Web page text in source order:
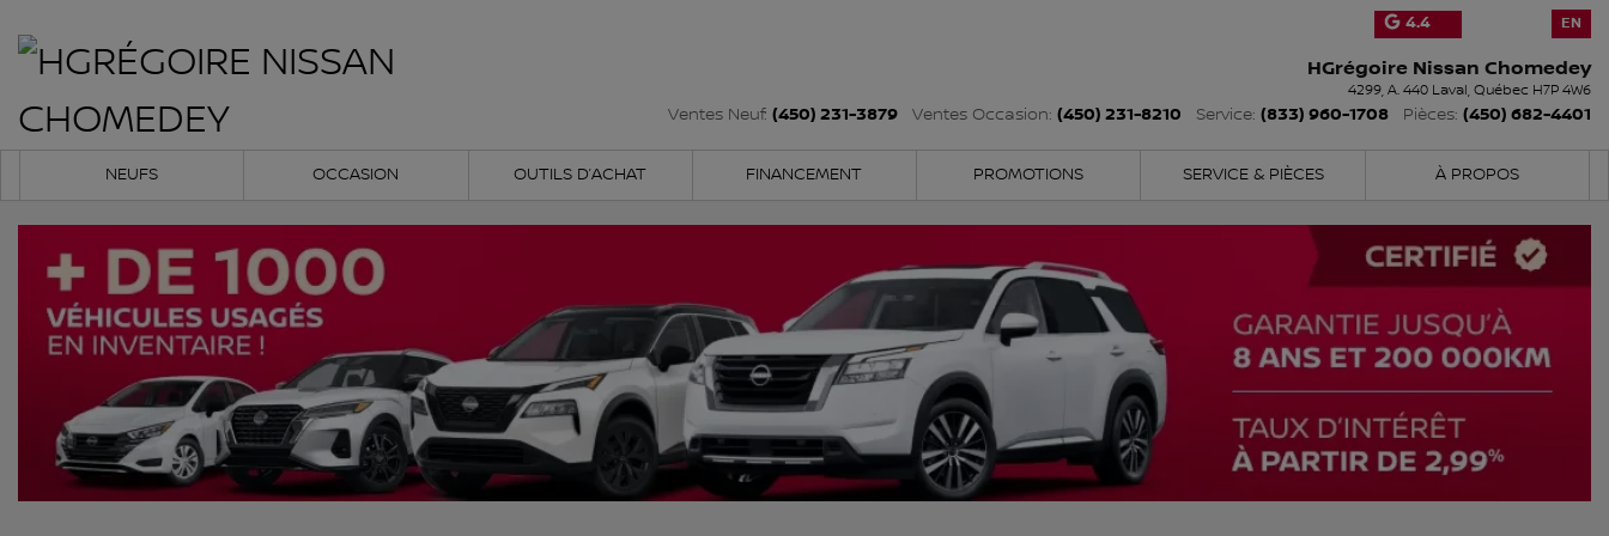
4.4 EN
HGrégoire Nissan Chomedey
4299, A. 440 Laval, Québec H7P 4W6
Ventes Neuf: (450) 231-3879 Ventes Occasion: (450) 231-8210 Service: (833) 960-1708 Pièces: (450) 682-4401
NEUFS OCCASION OUTILS D’ACHAT FINANCEMENT PROMOTIONS SERVICE & PIÈCES À PROPOS